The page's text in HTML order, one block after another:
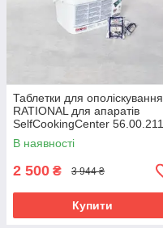
Таблетки для ополіскування
RATIONAL для апаратів
SelfCookingCenter 56.00.211
В наявності
2 500 ₴ 3 944 ₴
Купити